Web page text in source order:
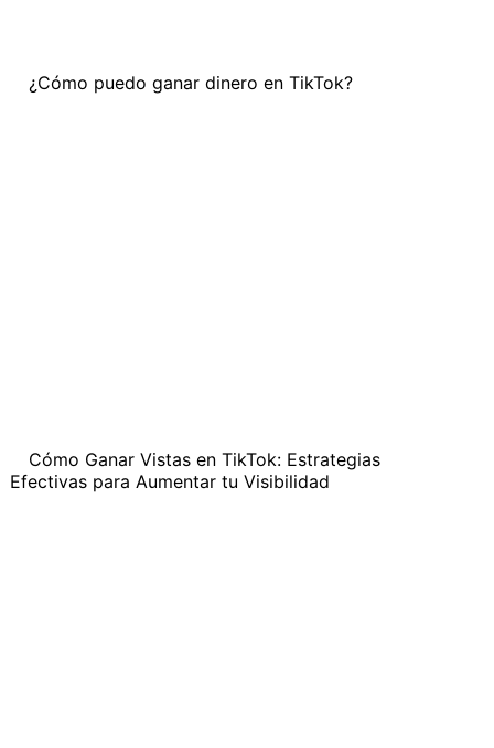
¿Cómo puedo ganar dinero en TikTok?
Cómo Ganar Vistas en TikTok: Estrategias
Efectivas para Aumentar tu Visibilidad